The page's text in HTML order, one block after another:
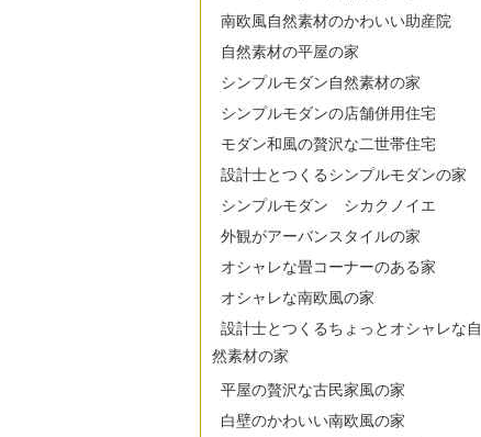
南欧風自然素材のかわいい助産院
自然素材の平屋の家
シンプルモダン自然素材の家
シンプルモダンの店舗併用住宅
モダン和風の贅沢な二世帯住宅
設計士とつくるシンプルモダンの家
シンプルモダン シカクノイエ
外観がアーバンスタイルの家
オシャレな畳コーナーのある家
オシャレな南欧風の家
設計士とつくるちょっとオシャレな自
然素材の家
平屋の贅沢な古民家風の家
白壁のかわいい南欧風の家